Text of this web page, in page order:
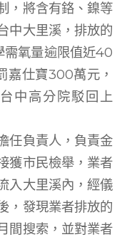
，將含有鉻、鎳等
中大里溪，排放的
需氧量逾限值近40
嘉仕寶300萬元，
中高分院駁回上
任負責人，負責金
獲市民檢舉，業者
入大里溪內，經儀
，發現業者排放的
間搜索，並對業者